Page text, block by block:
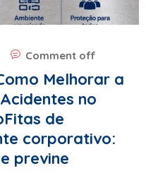
Comment off
Melhorar a
no
de
corporativo:
previne